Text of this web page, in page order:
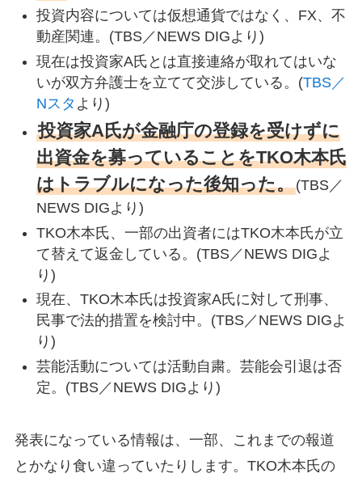
投資内容については仮想通貨ではなく、FX、不
動産関連。(TBS／NEWS DIGより)
現在は投資家A氏とは直接連絡が取れてはいな
いが双方弁護士を立てて交渉している。(TBS／
Nスタ より)
投資家A氏が金融庁の登録を受けずに
出資金を募っていることをTKO木本氏
はトラブルになった後知った。(TBS／
NEWS DIGより)
TKO木本氏、一部の出資者にはTKO木本氏が立
て替えて返金している。(TBS／NEWS DIGよ
り)
現在、TKO木本氏は投資家A氏に対して刑事、
民事で法的措置を検討中。(TBS／NEWS DIGよ
り)
芸能活動については活動自粛。芸能会引退は否
定。(TBS／NEWS DIGより)
発表になっている情報は、一部、これまでの報道
とかなり食い違っていたりします。TKO木本氏の